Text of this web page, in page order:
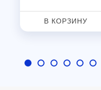
В КОРЗИНУ